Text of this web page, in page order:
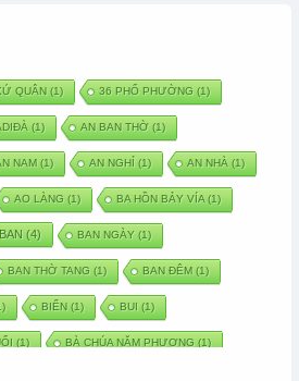
QUÂN (1) 36 PHỐ PHƯỜNG (1)
(1) AN BAN THỜ(1)
NAM(1) AN NGHỈ(1) AN NHÀ (1)
AO LÀNG (1) BA HỒN BẢY VÍA(1)
BAN (4) BAN NGÀY (1)
BAN THỜ TANG (1) BAN ĐÊM(1)
BIỂN (1) BUI (1)
(1) BÀ CHÚA NĂM PHƯƠNG (1)